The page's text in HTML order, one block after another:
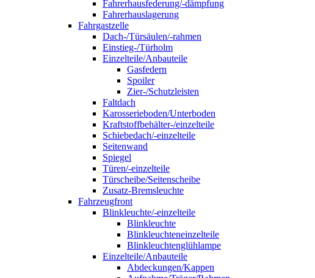
Fahrerhausfederung/-dämpfung
Fahrerhauslagerung
Fahrgastzelle
Dach-/Türsäulen/-rahmen
Einstieg-/Türholm
Einzelteile/Anbauteile
Gasfedern
Spoiler
Zier-/Schutzleisten
Faltdach
Karosserieboden/Unterboden
Kraftstoffbehälter-/einzelteile
Schiebedach/-einzelteile
Seitenwand
Spiegel
Türen/-einzelteile
Türscheibe/Seitenscheibe
Zusatz-Bremsleuchte
Fahrzeugfront
Blinkleuchte/-einzelteile
Blinkleuchte
Blinkleuchteneinzelteile
Blinkleuchtenglühlampe
Einzelteile/Anbauteile
Abdeckungen/Kappen